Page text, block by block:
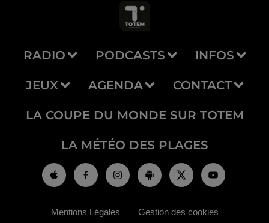
RADIO PODCASTS INFOS
JEUX AGENDA CONTACT
LA COUPE DU MONDE SUR TOTEM
LA MÉTÉO DES PLAGES
Mentions Légales Gestion des cookies